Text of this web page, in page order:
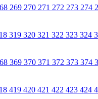
269 270 271 272 273 274
319 320 321 322 323 324
369 370 371 372 373 374
419 420 421 422 423 424